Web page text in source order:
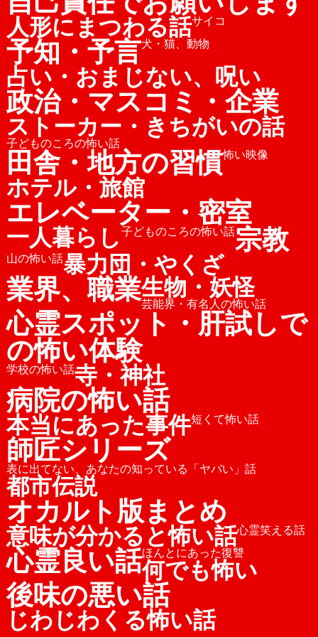
人形にまつわる話サイコ
予知・予言犬・猫、動物
占い・おまじない、呪い
政治・マスコミ・企業
ストーカー・きちがいの話
子どものころの怖い話
田舎・地方の習慣怖い映像
ホテル・旅館
エレベーター・密室
一人暮らし 子どものころの怖い話宗教
山の怖い話暴力団・やくざ
業界、職業生物・妖怪
芸能界・有名人の怖い話
心霊スポット・肝試しで
の怖い体験
学校の怖い話寺・神社
病院の怖い話
本当にあった事件短くて怖い話
師匠シリーズ
表に出てない、あなたの知っている「ヤバい」話
都市伝説
オカルト版まとめ
意味が分かると怖い話心霊笑える話
心霊良い話ほんとにあった復讐
何でも怖い
後味の悪い話
じわじわくる怖い話